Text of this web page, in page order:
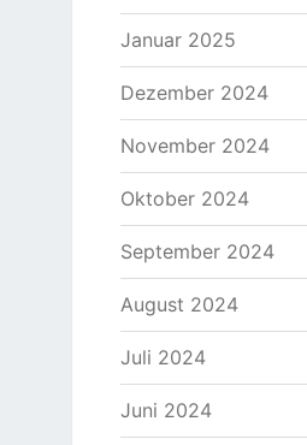
Januar 2025
Dezember 2024
November 2024
Oktober 2024
September 2024
August 2024
Juli 2024
Juni 2024